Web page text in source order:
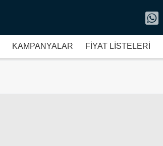
KAMPANYALAR FİYAT LİSTELERİ